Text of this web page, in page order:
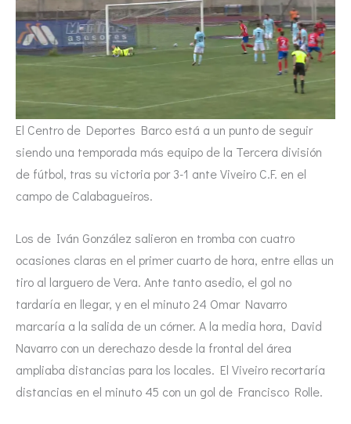
El Centro de Deportes Barco está a un punto de seguir
siendo una temporada más equipo de la Tercera división
de fútbol, tras su victoria por 3-1 ante Viveiro C.F. en el
campo de Calabagueiros.
Los de Iván González salieron en tromba con cuatro
ocasiones claras en el primer cuarto de hora, entre ellas un
tiro al larguero de Vera. Ante tanto asedio, el gol no
tardaría en llegar, y en el minuto 24 Omar Navarro
marcaría a la salida de un córner. A la media hora, David
Navarro con un derechazo desde la frontal del área
ampliaba distancias para los locales. El Viveiro recortaría
distancias en el minuto 45 con un gol de Francisco Rolle.